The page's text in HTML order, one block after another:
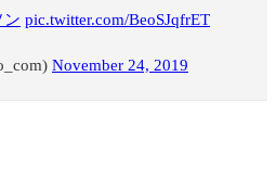
ン pic.twitter.com/BeoSJqfrET
November 24, 2019